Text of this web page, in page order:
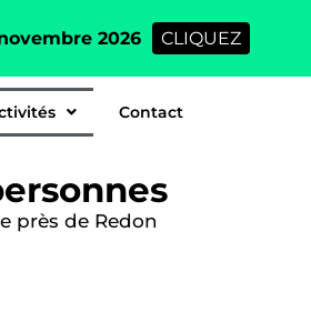
Contact
près de Redon
2026 CLIQUEZ